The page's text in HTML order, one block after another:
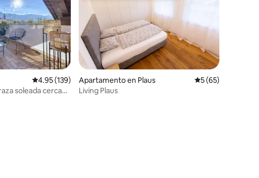
reseñasCalificación promedio: 4.95 de 5, 139 reseñas
4.95 (139)
soleada cerca
Apartamento en Plaus Calificación
5 (65)
Living Plaus